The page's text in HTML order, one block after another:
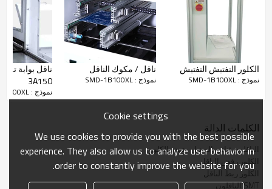
الأوروبي الألومنيوم الشخصي + هيكل الصفائح المعدنية ، مزيج بارعة ،
وجعل مظهر المعدات أكثر كمالا.
موقف دقيق للاستشعار عن لوحة التوقف ؛
تصميم خاص على شكل حرف L ، لوحة توجيه من الفولاذ المقاوم للصدأ
منقوش بالليزر ، بجودة ومتانة ممتازة ؛
المستخدم ودية لوحة التحكم باللمس.
بما في ذلك أوضاع "الرفض" و "التحقق" و "النجاح" ؛
"التصميم القوي" يعزز الاستقرار.
PCB رفض تفاصيل الناقل
الكلور التفتيش التفتيش
نموذج : SMD-1B100XL
ناقل / مكوك الناقل
نموذج : SMD-1B100XL 3A150
نموذج : SMD-1B100XL
الكلمات الدالة
الناقلون ثنائي الفينيل متعدد الكلور
الكلور رفض الناقل
الكلور ربط الناقل
SMT الناقلون
Cookie settings
We use cookies to provide you with the best possible
experience. They also allow us to analyze user behavior in
order to constantly improve the website for you.